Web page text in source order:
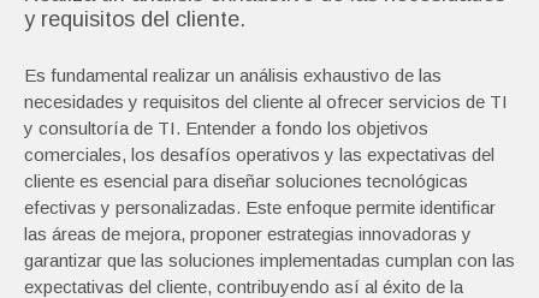
y requisitos del cliente.
Es fundamental realizar un análisis exhaustivo de las
necesidades y requisitos del cliente al ofrecer servicios de TI
y consultoría de TI. Entender a fondo los objetivos
comerciales, los desafíos operativos y las expectativas del
cliente es esencial para diseñar soluciones tecnológicas
efectivas y personalizadas. Este enfoque permite identificar
las áreas de mejora, proponer estrategias innovadoras y
garantizar que las soluciones implementadas cumplan con las
expectativas del cliente, contribuyendo así al éxito de la